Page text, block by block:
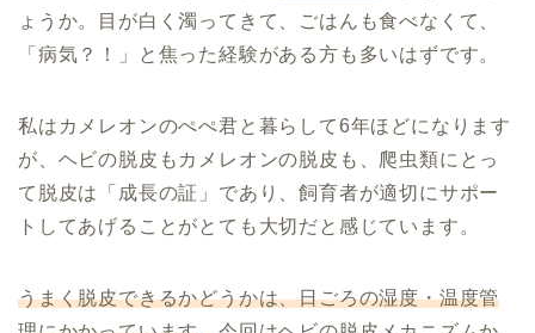
ょうか。目が白く濁ってきて、ごはんも食べなくて、
「病気？！」と焦った経験がある方も多いはずです。
私はカメレオンのぺぺ君と暮らして6年ほどになります
が、ヘビの脱皮もカメレオンの脱皮も、爬虫類にとっ
て脱皮は「成長の証」であり、飼育者が適切にサポー
トしてあげることがとても大切だと感じています。
うまく脱皮できるかどうかは、日ごろの湿度・温度管